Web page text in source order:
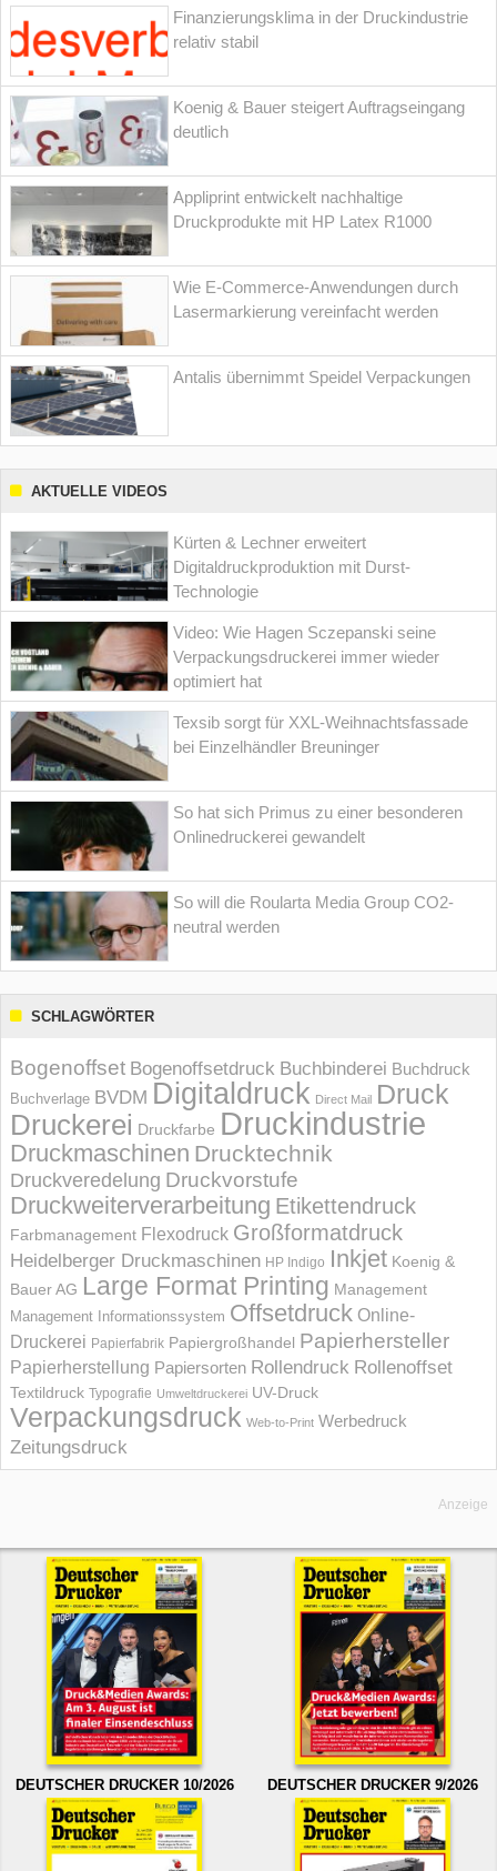
Finanzierungsklima in der Druckindustrie
relativ stabil
Koenig & Bauer steigert Auftragseingang
deutlich
Appliprint entwickelt nachhaltige
Druckprodukte mit HP Latex R1000
Wie E-Commerce-Anwendungen durch
Lasermarkierung vereinfacht werden
Antalis übernimmt Speidel Verpackungen
AKTUELLE VIDEOS
Kürten & Lechner erweitert
Digitaldruckproduktion mit Durst-
Technologie
Video: Wie Hagen Sczepanski seine
Verpackungsdruckerei immer wieder
optimiert hat
Texsib sorgt für XXL-Weihnachtsfassade
bei Einzelhändler Breuninger
So hat sich Primus zu einer besonderen
Onlinedruckerei gewandelt
So will die Roularta Media Group CO2-
neutral werden
SCHLAGWÖRTER
Bogenoffset Bogenoffsetdruck Buchbinderei Buchdruck
Buchverlage BVDM Digitaldruck Direct Mail Druck
Druckerei Druckfarbe Druckindustrie
Druckmaschinen Drucktechnik
Druckveredelung Druckvorstufe
Druckweiterverarbeitung Etikettendruck
Farbmanagement Flexodruck Großformatdruck
Heidelberger Druckmaschinen HP Indigo Inkjet Koenig &
Bauer AG Large Format Printing Management
Management Informations­system Offsetdruck Online-
Druckerei Papierfabrik Papiergroßhandel Papierhersteller
Papierherstellung Papiersorten Rollendruck Rollenoffset
Textildruck Typografie Umweltdruckerei UV-Druck
Verpackungsdruck Web-to-Print Werbedruck
Zeitungsdruck
Anzeige
DEUTSCHER DRUCKER 10/2026 DEUTSCHER DRUCKER 9/2026